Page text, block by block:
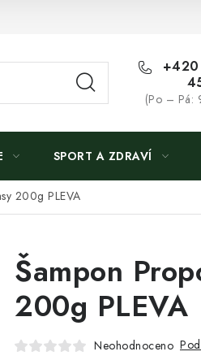
(Po – Pá:
SPORT A ZDRAVÍ
200g PLEVA
Šampon
200g PLEVA
Neohodnoceno